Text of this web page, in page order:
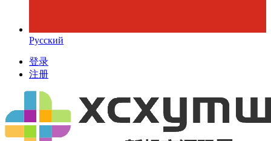
Русский
登录
注册